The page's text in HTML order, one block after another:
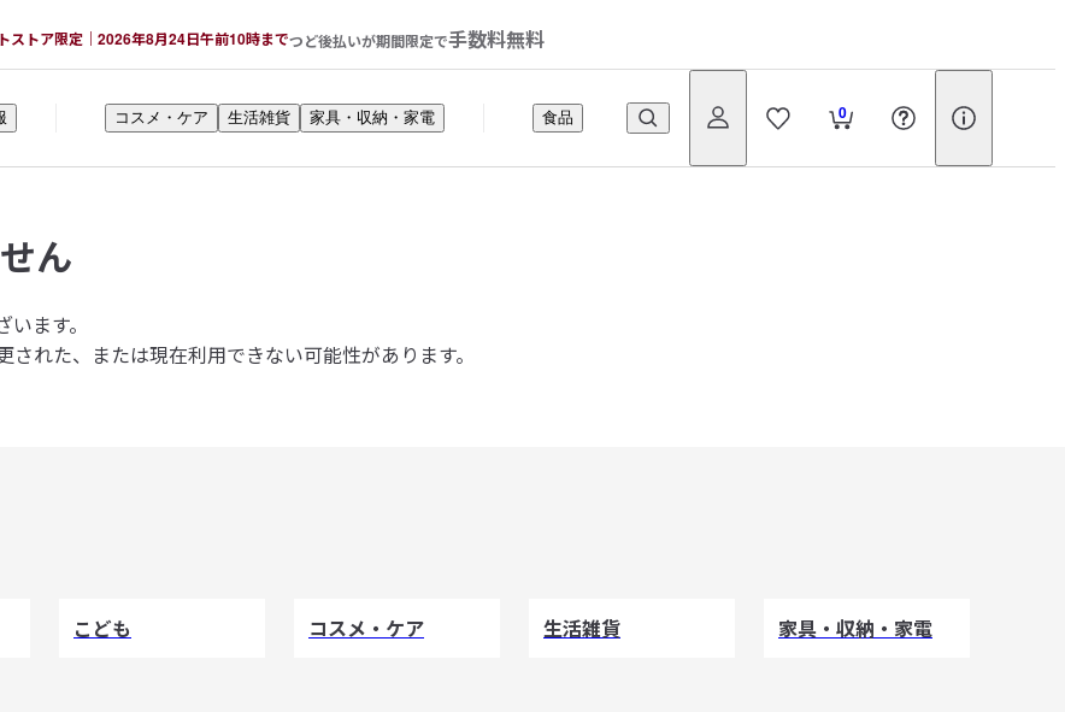
ストア限定｜2026年8月24日午前10時までつど後払いが期間限定で手数料無料
0
コスメ・ケア 生活雑貨 家具・収納・家電 食品
ん
ます。
れた、または現在利用できない可能性があります。
こども コスメ・ケア 生活雑貨 家具・収納・家電